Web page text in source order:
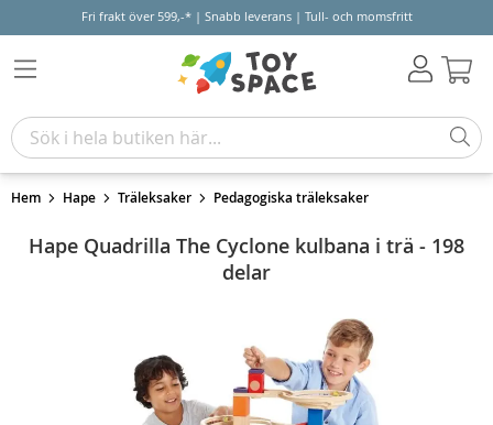
Fri frakt över 599,-* | Snabb leverans | Tull- och momsfritt
Hem Hape Träleksaker Pedagogiska träleksaker
Hape Quadrilla The Cyclone kulbana i trä - 198
delar